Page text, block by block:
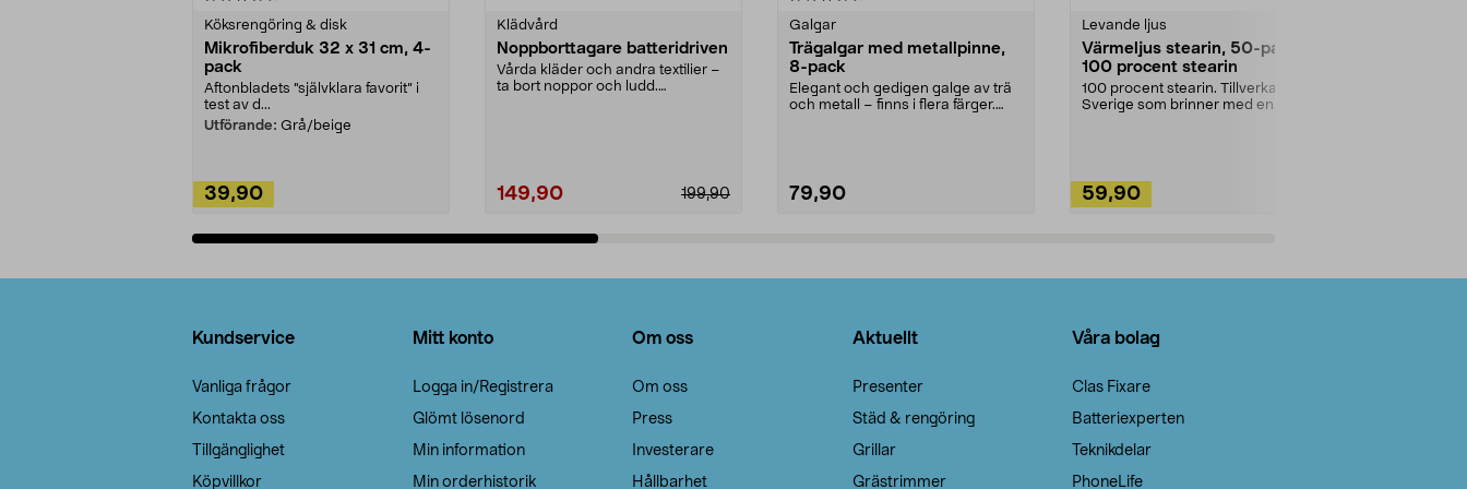
Köksrengöring & disk
Mikrofiberduk 32 x 31 cm, 4-
pack
Aftonbladets "självklara favorit” i
test av d...
Utförande: Grå/beige
39,90
Klädvård
Noppborttagare batteridriven
Vårda kläder och andra textilier –
ta bort noppor och ludd.
199,90
149,90
Galgar
Trägalgar med metallpinne,
8-pack
Elegant och gedigen galge av trä
och metall – finns i flera färger.
79,90
Levande ljus
Värmeljus stearin, 50-pack,
100 procent stearin
100 procent stearin. Tillverkade i
Sverige som brinner med en
59,90
Kundservice
Vanliga frågor
Kontakta oss
Tillgänglighet
Köpvillkor
Mitt konto
Logga in/Registrera
Glömt lösenord
Min information
Min orderhistorik
Om oss
Om oss
Press
Investerare
Hållbarhet
Aktuellt
Presenter
Städ & rengöring
Grillar
Grästrimmer
Våra bolag
Clas Fixare
Batteriexperten
Teknikdelar
PhoneLife